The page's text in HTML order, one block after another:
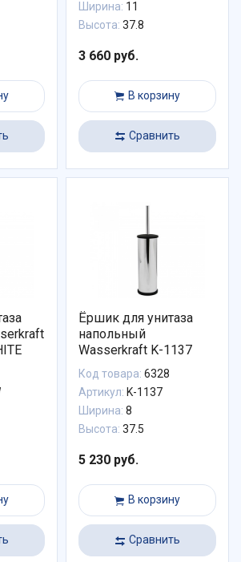
Ширина: 11
Высота: 37.8
3 660 руб.
В корзину
Сравнить
Ёршик для унитаза
напольный
Wasserkraft K-1137
Код товара: 6328
Артикул: K-1137
Ширина: 8
Высота: 37.5
5 230 руб.
В корзину
Сравнить